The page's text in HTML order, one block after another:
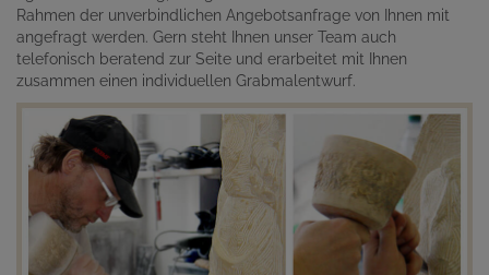
Rahmen der unverbindlichen Angebotsanfrage von Ihnen mit
angefragt werden. Gern steht Ihnen unser Team auch
telefonisch beratend zur Seite und erarbeitet mit Ihnen
zusammen einen individuellen Grabmalentwurf.